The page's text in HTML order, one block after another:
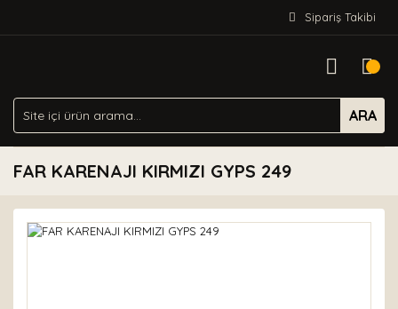
Sipariş Takibi
ARA
FAR KARENAJI KIRMIZI GYPS 249